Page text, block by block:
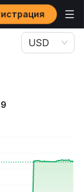
XSOLVBTC
USD